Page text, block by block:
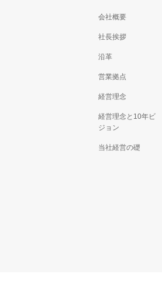
会社概要
社長挨拶
沿革
営業拠点
経営理念
経営理念と10年ビ
ジョン
当社経営の礎